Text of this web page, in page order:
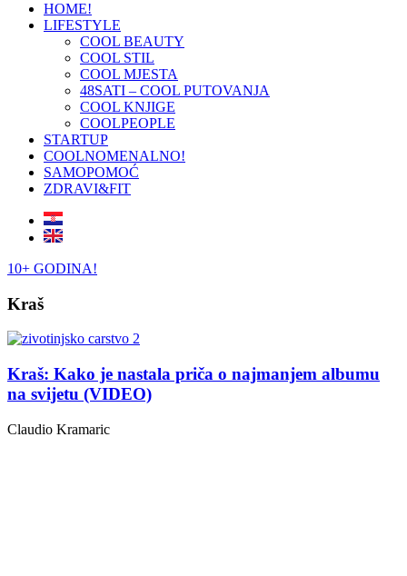
HOME!
LIFESTYLE
COOL BEAUTY
COOL STIL
COOL MJESTA
48SATI – COOL PUTOVANJA
COOL KNJIGE
COOLPEOPLE
STARTUP
COOLNOMENALNO!
SAMOPOMOĆ
ZDRAVI&FIT
10+ GODINA!
Kraš
Kraš: Kako je nastala priča o najmanjem albumu
na svijetu (VIDEO)
Claudio Kramaric